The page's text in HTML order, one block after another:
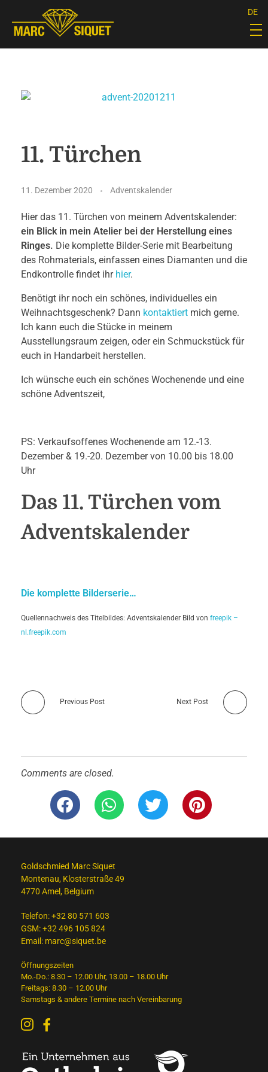
Marc Siquet - Goldschmied
DE
11. Türchen
11. Dezember 2020 Adventskalender
Hier das 11. Türchen von meinem Adventskalender:
ein Blick in mein Atelier bei der Herstellung eines
Ringes. Die komplette Bilder-Serie mit Bearbeitung
des Rohmaterials, einfassen eines Diamanten und die
Endkontrolle findet ihr hier.
Benötigt ihr noch ein schönes, individuelles ein
Weihnachtsgeschenk? Dann kontaktiert mich gerne.
Ich kann euch die Stücke in meinem
Ausstellungsraum zeigen, oder ein Schmuckstück für
euch in Handarbeit herstellen.
Ich wünsche euch ein schönes Wochenende und eine
schöne Adventszeit,
PS: Verkaufsoffenes Wochenende am 12.-13.
Dezember & 19.-20. Dezember von 10.00 bis 18.00
Uhr
Das 11. Türchen vom
Adventskalender
Die komplette Bilderserie…
Quellennachweis des Titelbildes: Adventskalender Bild von freepik –
nl.freepik.com
Previous Post Next Post
Comments are closed.
Goldschmied Marc Siquet
Montenau, Klosterstraße 49
4770 Amel, Belgium
Telefon:+32 80 571 603
GSM:+32 496 105 824
Email: marc@siquet.be
Öffnungszeiten
Mo.-Do.: 8.30 – 12.00 Uhr, 13.00 – 18.00 Uhr
Freitags: 8.30 – 12.00 Uhr
Samstags & andere Termine nach Vereinbarung